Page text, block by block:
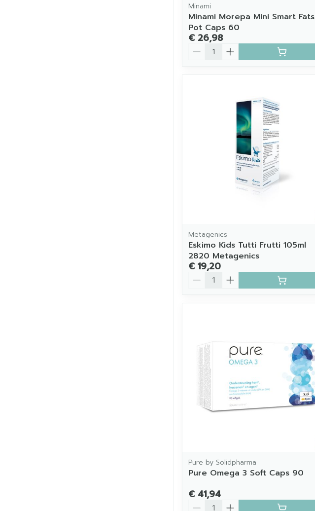
Minami
Minami Morepa Mini Smart Fats
Pot Caps 60
€ 26,98
Aantal
Metagenics
Eskimo Kids Tutti Frutti 105ml
2820 Metagenics
€ 19,20
Aantal
Pure by Solidpharma
Pure Omega 3 Soft Caps 90
€ 41,94
Aantal